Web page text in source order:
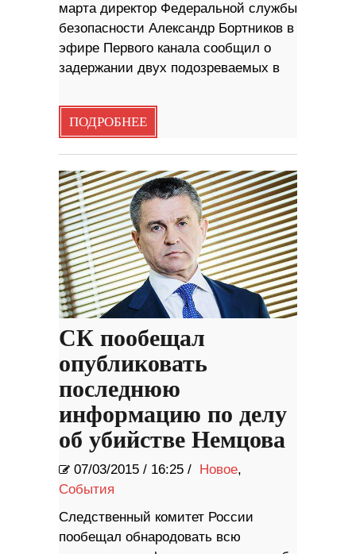
марта директор Федеральной службы
безопасности Александр Бортников в
эфире Первого канала сообщил о
задержании двух подозреваемых в
ПОДРОБНЕЕ
СК пообещал
опубликовать
последнюю
информацию по делу
об убийстве Немцова
07/03/2015 / 16:25 / Новое,
События
Следственный комитет России
пообещал обнародовать всю